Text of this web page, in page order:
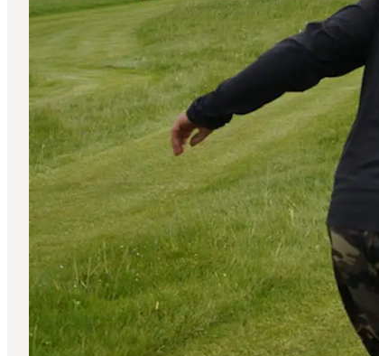
Cosa fare
Dove dormire
Pianifica il viaggio